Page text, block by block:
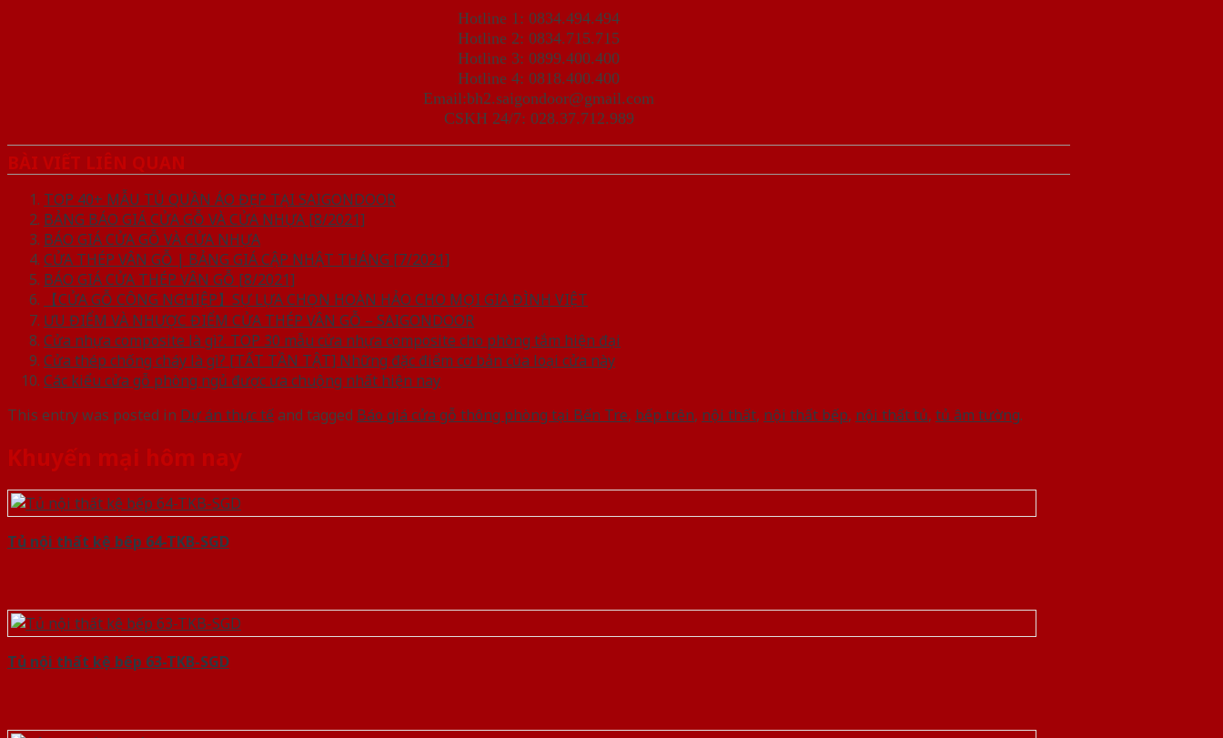
Hotline 1: 0834.494.494
Hotline 2: 0834.715.715
Hotline 3: 0899.400.400
Hotline 4: 0818.400.400
Email:bh2.saigondoor@gmail.com
CSKH 24/7: 028.37.712.989
BÀI VIẾT LIÊN QUAN
TOP 40+ MẪU TỦ QUẦN ÁO ĐẸP TẠI SAIGONDOOR
BẢNG BÁO GIÁ CỬA GỖ VÀ CỬA NHỰA [8/2021]
BÁO GIÁ CỬA GỖ VÀ CỬA NHỰA
CỬA THÉP VÂN GỖ | BẢNG GIÁ CẬP NHẬT THÁNG [7/2021]
BÁO GIÁ CỬA THÉP VÂN GỖ [8/2021]
【CỬA GỖ CÔNG NGHIỆP】SỰ LỰA CHỌN HOÀN HẢO CHO MỌI GIA ĐÌNH VIỆT
ƯU ĐIỂM VÀ NHƯỢC ĐIỂM CỬA THÉP VÂN GỖ – SAIGONDOOR
Cửa nhựa composite là gì?. TOP 30 mẫu cửa nhựa composite cho phòng tắm hiện đại
Cửa thép chống cháy là gì? [TẤT TẦN TẬT] Những đặc điểm cơ bản của loại cửa này
Các kiểu cửa gỗ phòng ngủ được ưa chuộng nhất hiện nay
This entry was posted in Dự án thực tếand tagged Báo giá cửa gỗ thông phòng tại Bến Tre, bếp trên, nội thất, nội thất bếp, nội thất tủ, tủ âm tường.
Khuyến mại hôm nay
Tủ nội thất kệ bếp 64-TKB-SGD
Tủ nội thất kệ bếp 63-TKB-SGD